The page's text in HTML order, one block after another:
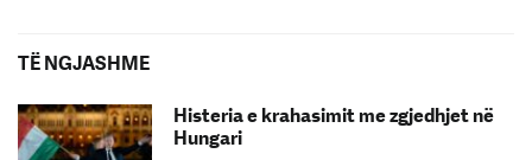
TË NGJASHME
Histeria e krahasimit me zgjedhjet në
Hungari